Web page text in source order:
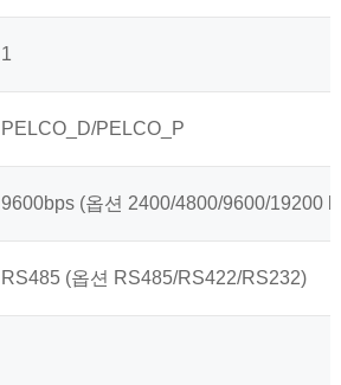
1
PELCO_D/PELCO_P
9600bps (옵션 2400/4800/9600/19200
RS485 (옵션 RS485/RS422/RS232)